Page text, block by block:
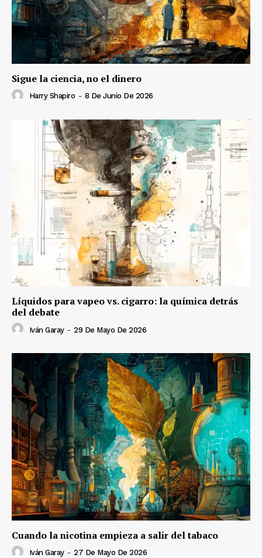
Sigue la ciencia, no el dinero
Harry Shapiro - 8 De Junio De 2026
Líquidos para vapeo vs. cigarro: la química detrás
del debate
Iván Garay - 29 De Mayo De 2026
Cuando la nicotina empieza a salir del tabaco
Iván Garay - 27 De Mayo De 2026